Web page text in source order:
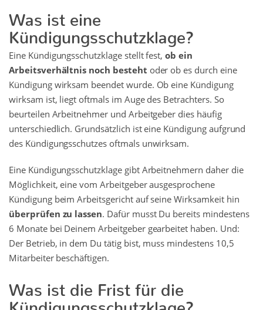
Was ist eine
Kündigungsschutzklage?
Eine Kündigungsschutzklage stellt fest,ob ein
Arbeitsverhältnis noch besteht oder ob es durch eine
Kündigung wirksam beendet wurde. Ob eine Kündigung
wirksam ist, liegt oftmals im Auge des Betrachters. So
beurteilen Arbeitnehmer und Arbeitgeber dies häufig
unterschiedlich. Grundsätzlich ist eine Kündigung aufgrund
des Kündigungsschutzes oftmals unwirksam.
Eine Kündigungsschutzklage gibt Arbeitnehmern daher die
Möglichkeit, eine vom Arbeitgeber ausgesprochene
Kündigung beim Arbeitsgericht auf seine Wirksamkeit hin
überprüfen zu lassen. Dafür musst Du bereits mindestens
6 Monate bei Deinem Arbeitgeber gearbeitet haben. Und:
Der Betrieb, in dem Du tätig bist, muss mindestens 10,5
Mitarbeiter beschäftigen.
Was ist die Frist für die
Kündigungsschutzklage?